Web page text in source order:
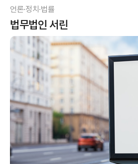
언론·정치·법률
법무법인 서린